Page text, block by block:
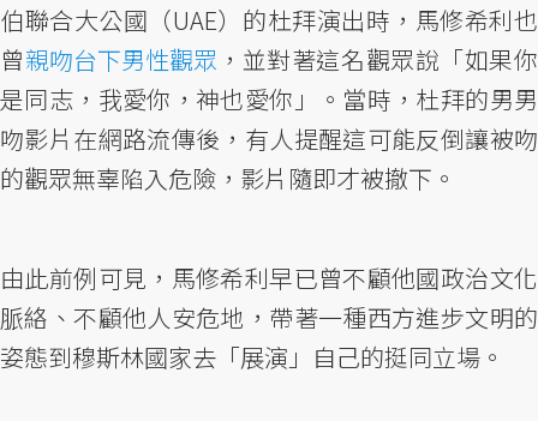
伯聯合大公國（UAE）的杜拜演出時，馬修希利也
曾親吻台下男性觀眾 ，並對著這名觀眾說「如果你
是同志，我愛你，神也愛你」。當時，杜拜的男男
吻影片在網路流傳後，有人提醒這可能反倒讓被吻
的觀眾無辜陷入危險，影片隨即才被撤下。
由此前例可見，馬修希利早已曾不顧他國政治文化
脈絡、不顧他人安危地，帶著一種西方進步文明的
姿態到穆斯林國家去「展演」自己的挺同立場。